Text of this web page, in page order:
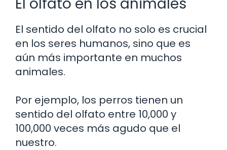
El sentido del olfato no solo es crucial
en los seres humanos, sino que es
aún más importante en muchos
animales.
Por ejemplo, los perros tienen un
sentido del olfato entre 10,000 y
100,000 veces más agudo que el
nuestro.